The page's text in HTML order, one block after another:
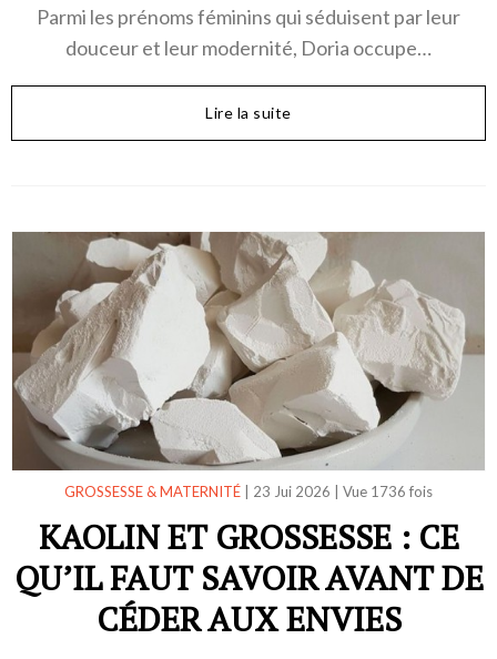
Parmi les prénoms féminins qui séduisent par leur
douceur et leur modernité, Doria occupe…
Lire la suite
GROSSESSE & MATERNITÉ 23 Jui 2026 Vue 1736 fois
KAOLIN ET GROSSESSE : CE
QU’IL FAUT SAVOIR AVANT DE
CÉDER AUX ENVIES